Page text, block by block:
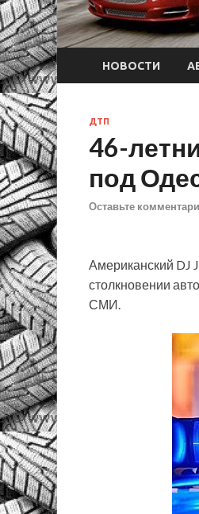
НОВОСТИ
ДТП
46-
под
Оставьте
Американский DJ
столкновении
СМИ.